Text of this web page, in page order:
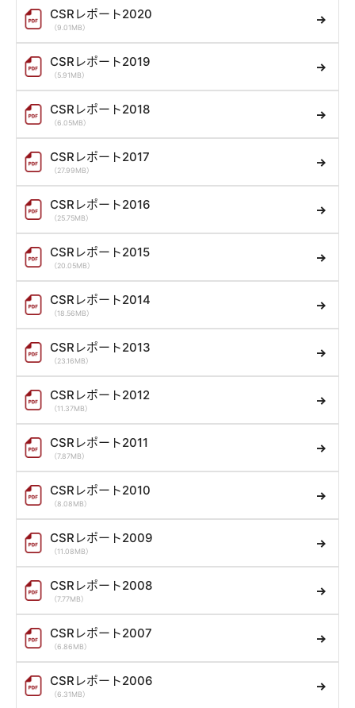
CSRレポート2020
（9.01MB）
CSRレポート2019
（5.91MB）
CSRレポート2018
（6.05MB）
CSRレポート2017
（27.99MB）
CSRレポート2016
（25.75MB）
CSRレポート2015
（20.05MB）
CSRレポート2014
（18.56MB）
CSRレポート2013
（23.16MB）
CSRレポート2012
（11.37MB）
CSRレポート2011
（7.87MB）
CSRレポート2010
（8.08MB）
CSRレポート2009
（11.08MB）
CSRレポート2008
（7.77MB）
CSRレポート2007
（6.86MB）
CSRレポート2006
（6.31MB）